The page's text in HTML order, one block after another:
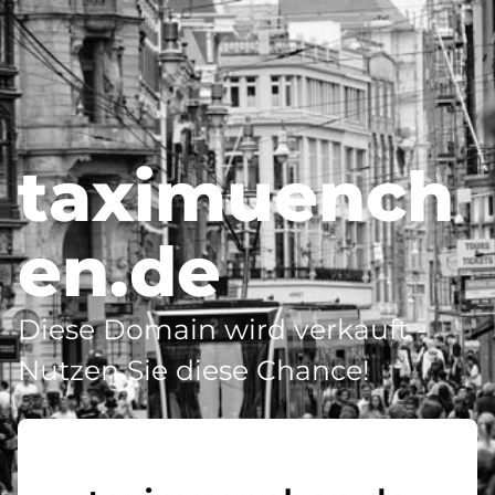
taximuench
en.de
Diese Domain wird verkauft -
Nutzen Sie diese Chance!